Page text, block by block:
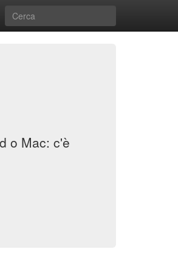
o Mac: c'è